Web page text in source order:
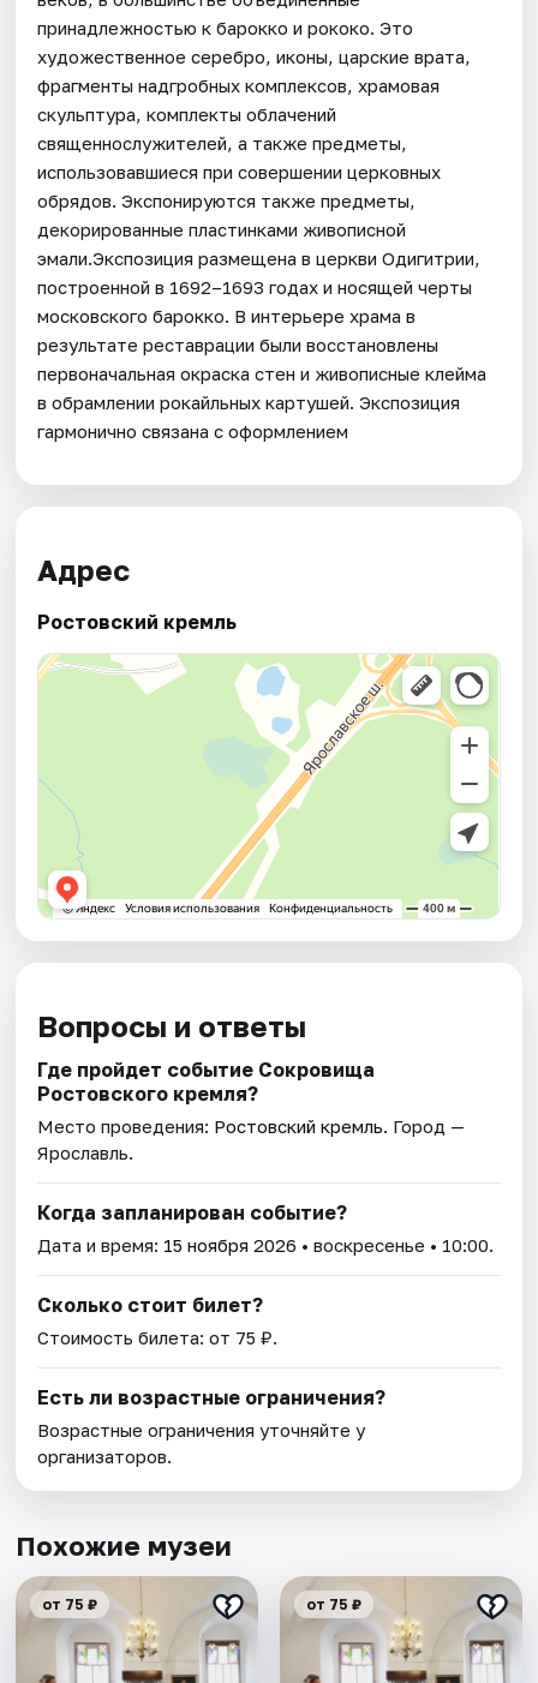
принадлежностью к барокко и рококо. Это
художественное серебро, иконы, царские врата,
фрагменты надгробных комплексов, храмовая
скульптура, комплекты облачений
священнослужителей, а также предметы,
использовавшиеся при совершении церковных
обрядов. Экспонируются также предметы,
декорированные пластинками живописной
эмали.Экспозиция размещена в церкви Одигитрии,
построенной в 1692–1693 годах и носящей черты
московского барокко. В интерьере храма в
результате реставрации были восстановлены
первоначальная окраска стен и живописные клейма
в обрамлении рокайльных картушей. Экспозиция
гармонично связана с оформлением
Адрес
Ростовский кремль
Вопросы и ответы
Где пройдет событие Сокровища
Ростовского кремля?
Место проведения: Ростовский кремль. Город —
Ярославль.
Когда запланирован событие?
Дата и время: 15 ноября 2026 • воскресенье • 10:00.
Сколько стоит билет?
Стоимость билета: от 75 ₽.
Есть ли возрастные ограничения?
Возрастные ограничения уточняйте у
организаторов.
Похожие музеи
от 75 ₽ от 75 ₽